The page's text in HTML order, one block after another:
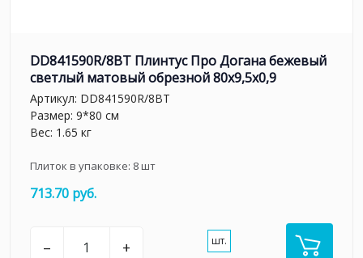
DD841590R/8BT Плинтус Про Догана бежевый
светлый матовый обрезной 80x9,5x0,9
Артикул: DD841590R/8BT
Размер: 9*80 см
Вес: 1.65 кг
Плиток в упаковке: 8шт
713.70 руб.
– + шт.